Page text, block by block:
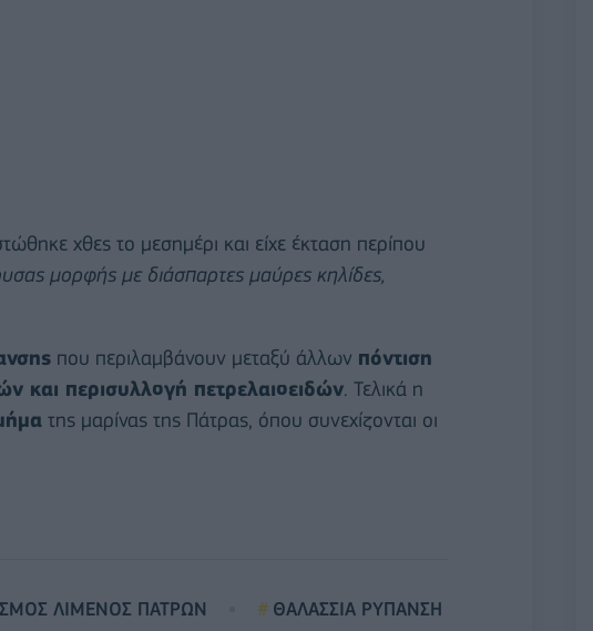
χθες το μεσημέρι και είχε έκταση περίπου
μορφής με διάσπαρτες μαύρες κηλίδες,
που περιλαμβάνουν μεταξύ άλλων πόντιση
και περισυλλογή πετρελαιοειδών. Τελικά η
της μαρίνας της Πάτρας, όπου συνεχίζονται οι
ΛΙΜΕΝΟΣ ΠΑΤΡΩΝ ΘΑΛΑΣΣΙΑ ΡΥΠΑΝΣΗ